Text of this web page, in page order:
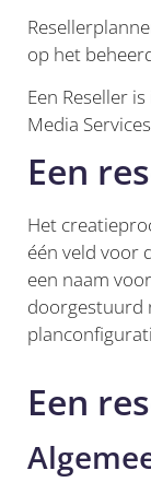
op het
Een Reseller
Media
Een
Het
één veld voor
een naam
doorgestuurd
Een